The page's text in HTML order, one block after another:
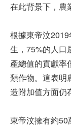
在此背景下，農
根據東帝汶
生，75%的人口
產總值的貢獻率
類作物。這表明
造附加值方面仍
東帝汶擁有約